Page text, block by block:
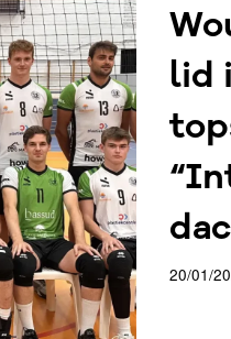
lid
20/01/